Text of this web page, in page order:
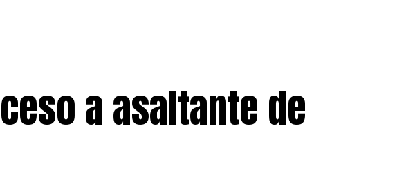
a asaltante de